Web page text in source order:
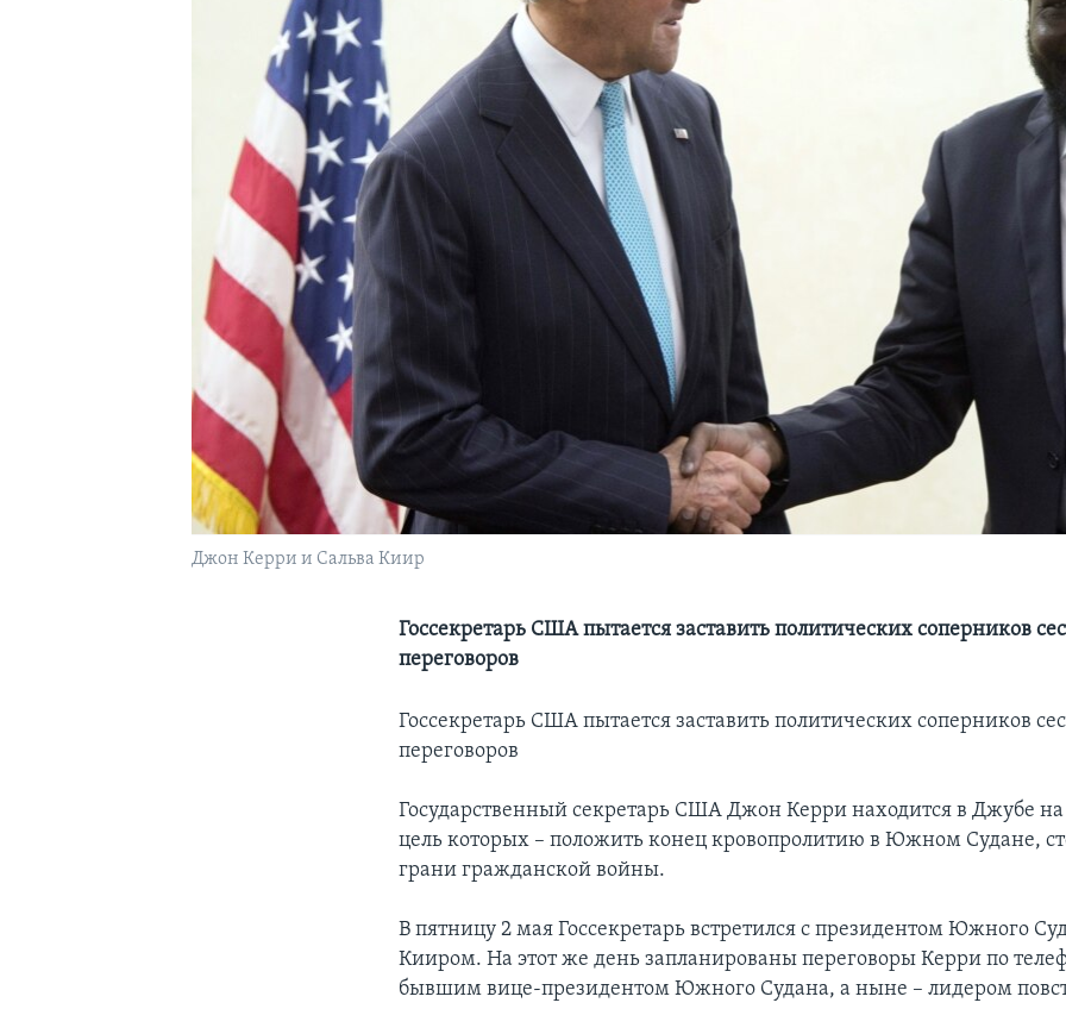
Джон Керри и Сальва Киир
Госсекретарь США пытается заставить политических соперников
переговоров
Госсекретарь США пытается заставить политических соперников
переговоров
Государственный секретарь США Джон Керри находится в Джубе на
цель которых – положить конец кровопролитию в Южном Судане,
грани гражданской войны.
В пятницу 2 мая Госсекретарь встретился с президентом Южного
Кииром. На этот же день запланированы переговоры Керри по
бывшим вице-президентом Южного Судана, а ныне – лидером